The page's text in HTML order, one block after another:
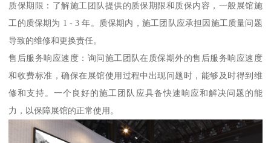
质保期限：了解施工团队提供的质保期限和质保内容，一般展馆施
工的质保期为 1 - 3 年。质保期内，施工团队应承担因施工质量问题
导致的维修和更换责任。
售后服务响应速度：询问施工团队在质保期外的售后服务响应速度
和收费标准，确保在展馆使用过程中出现问题时，能够及时得到维
修和支持。一个良好的施工团队应具备快速响应和解决问题的能
力，以保障展馆的正常使用。